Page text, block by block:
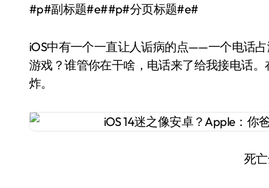
#p#副标题#e##p#分页标题#e#
iOS中有一个一直让人诟病的点——一个电话
游戏？谁管你在干啥，电话来了给我接电话
炸。
死